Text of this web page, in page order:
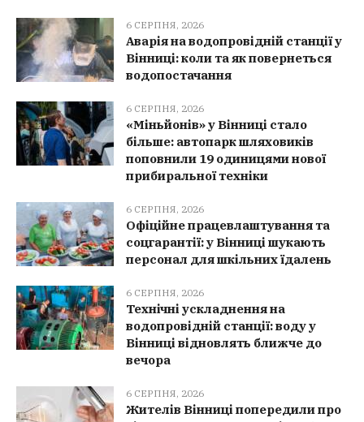
6 СЕРПНЯ, 2026
Аварія на водопровідній станції у
Вінниці: коли та як повернеться
водопостачання
6 СЕРПНЯ, 2026
«Міньйонів» у Вінниці стало
більше: автопарк шляховиків
поповнили 19 одиницями нової
прибиральної техніки
6 СЕРПНЯ, 2026
Офіційне працевлаштування та
соцгарантії: у Вінниці шукають
персонал для шкільних їдалень
6 СЕРПНЯ, 2026
Технічні ускладнення на
водопровідній станції: воду у
Вінниці відновлять ближче до
вечора
6 СЕРПНЯ, 2026
Жителів Вінниці попередили про